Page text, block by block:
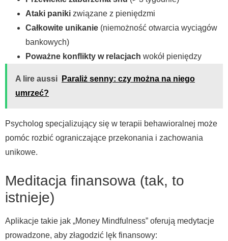
Ataki paniki związane z pieniędzmi
Całkowite unikanie (niemożność otwarcia wyciągów
bankowych)
Poważne konflikty w relacjach wokół pieniędzy
A lire aussi
Paraliż senny: czy można na niego
umrzeć?
Psycholog specjalizujący się w terapii behawioralnej może
pomóc rozbić ograniczające przekonania i zachowania
unikowe.
Meditacja finansowa (tak, to
istnieje)
Aplikacje takie jak „Money Mindfulness” oferują medytacje
prowadzone, aby złagodzić lęk finansowy: